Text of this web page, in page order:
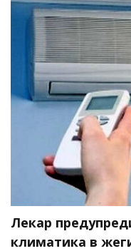
Лекар
климатика в